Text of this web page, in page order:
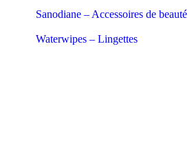
Sanodiane – Accessoires de beauté
Waterwipes – Lingettes